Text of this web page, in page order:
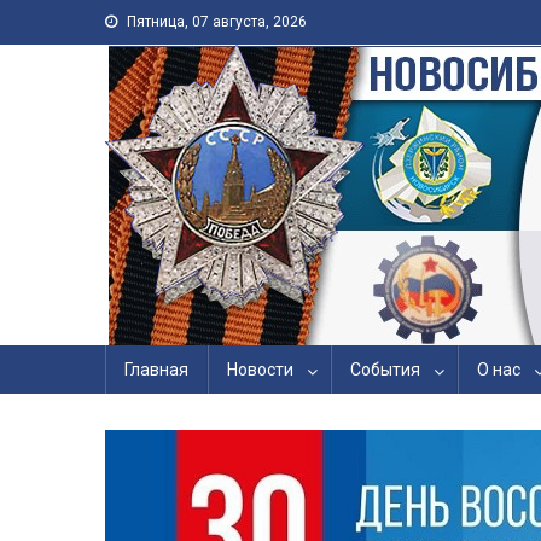
Skip to content Пятница, 07 августа, 2026
Новосибирская
Войны, Труда,
Главная Новости События О нас